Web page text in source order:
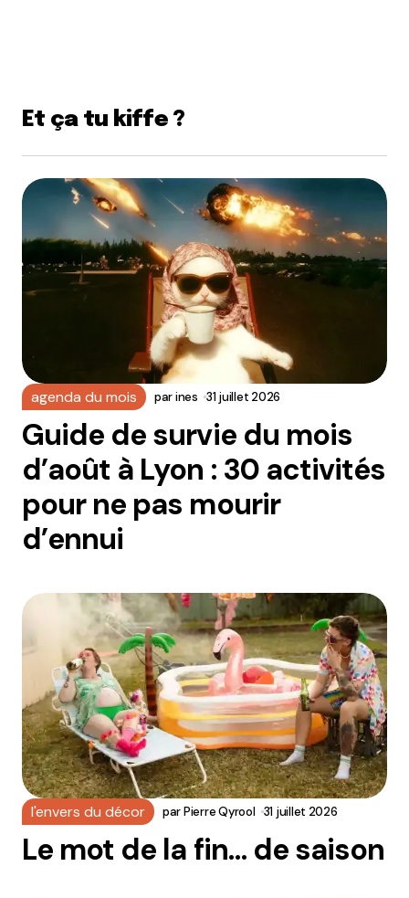
Et ça tu kiffe ?
agenda du mois parines 31 juillet 2026
Guide de survie du mois
d’août à Lyon : 30 activités
pour ne pas mourir
d’ennui
l'envers du décor parPierre Qyrool 31 juillet 2026
Le mot de la fin… de saison